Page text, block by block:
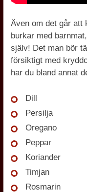
Även om det går att
burkar med
själv! Det man bör
försiktigt med
har du bland annat
Dill
Persilja
Oregano
Peppar
Koriander
Timjan
Rosmarin